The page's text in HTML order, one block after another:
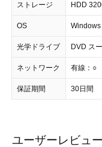
ストレージ HDD
OS
光学ドライブ DVD ス
ネットワーク 有線：○
保証期間 30日間
ユーザーレビュー